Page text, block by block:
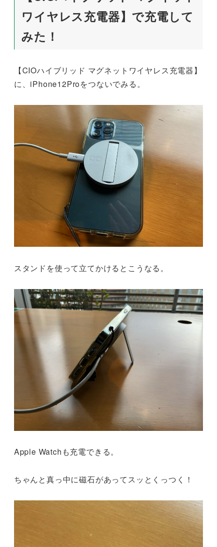
ワイヤレス充電器】で充電して
みた！
【CIOハイブリッド マグネットワイヤレス充電器】
に、iPhone12Proをつないでみる。
スタンドを使って立てかけるとこうなる。
Apple Watchも充電できる。
ちゃんと真っ中に磁石があってスッとくっつく！